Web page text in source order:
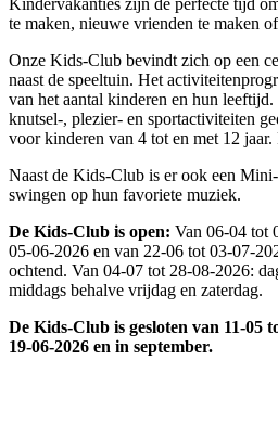
te maken, nieuwe vrienden te maken
Onze Kids-Club bevindt zich op een
naast de speeltuin. Het
van het aantal kinderen en hun
knutsel-, plezier- en sportactiviteiten
voor kinderen van 4 tot en met 12
Naast de Kids-Club is er ook een
swingen op hun favoriete muziek.
De Kids-Club is open: Van 06-04 tot
05-06-2026 en van 22-06 tot 03-07-
ochtend. Van 04-07 tot 28-08-2026:
middags behalve vrijdag en zaterdag.
De Kids-Club is gesloten van 11-05
19-06-2026 en in september.